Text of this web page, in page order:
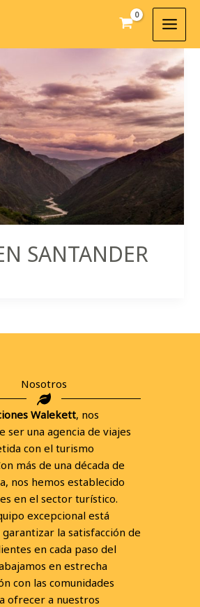
SANTANDER
Nosotros
Walekett, nos
ser una agencia de viajes
con el turismo
más de una década de
nos hemos establecido
en el sector turístico.
excepcional está
garantizar la satisfacción de
en cada paso del
en estrecha
con las comunidades
ofrecer a nuestros